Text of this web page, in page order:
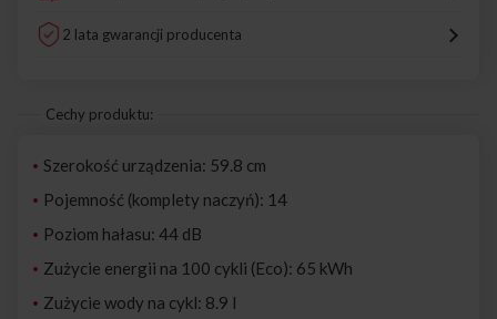
2 lata gwarancji producenta
Cechy produktu:
Szerokość urządzenia: 59.8 cm
Pojemność (komplety naczyń): 14
Poziom hałasu: 44 dB
Zużycie energii na 100 cykli (Eco): 65 kWh
Zużycie wody na cykl: 8.9 l